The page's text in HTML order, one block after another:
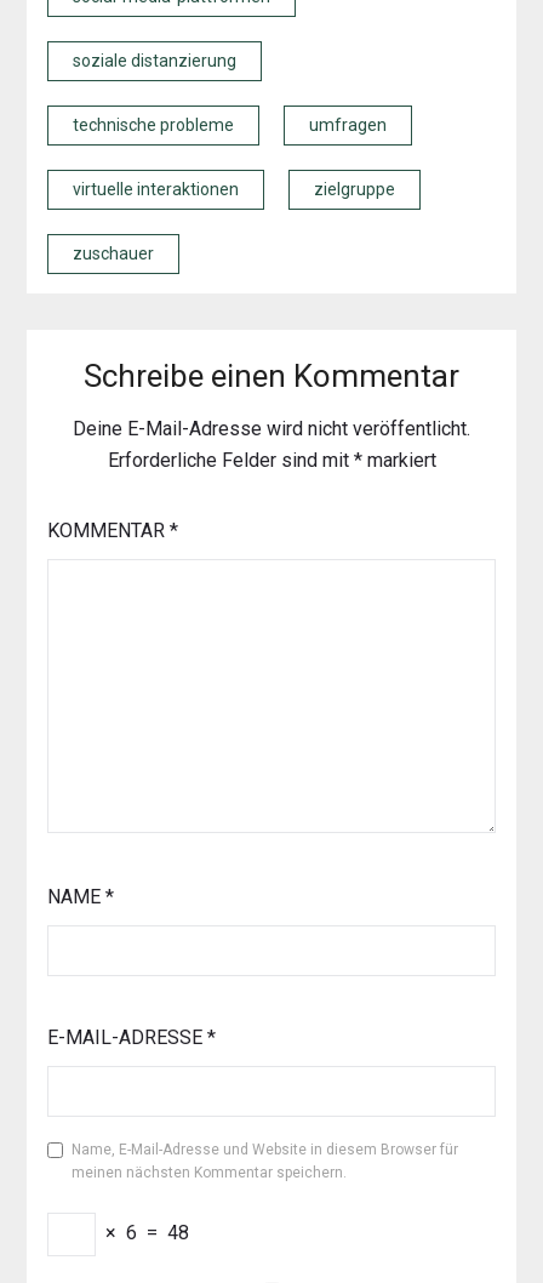
soziale distanzierung
technische probleme umfragen
virtuelle interaktionen zielgruppe
zuschauer
Schreibe einen Kommentar
Deine E-Mail-Adresse wird nicht veröffentlicht.
Erforderliche Felder sind mit *markiert
KOMMENTAR *
NAME *
E-MAIL-ADRESSE *
Name, E-Mail-Adresse und Website in diesem Browser für
meinen nächsten Kommentar speichern.
× 6 = 48